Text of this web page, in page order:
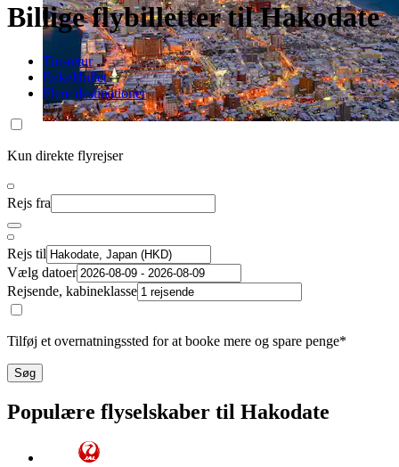
Billige flybilletter til Hakodate
Tur-retur
Enkeltbillet
Flere destinationer
Kun direkte flyrejser
Rejs fra
Rejs til
Vælg datoer
Rejsende, kabineklasse
Tilføj et overnatningssted for at booke mere og spare penge*
Søg
Populære flyselskaber til Hakodate